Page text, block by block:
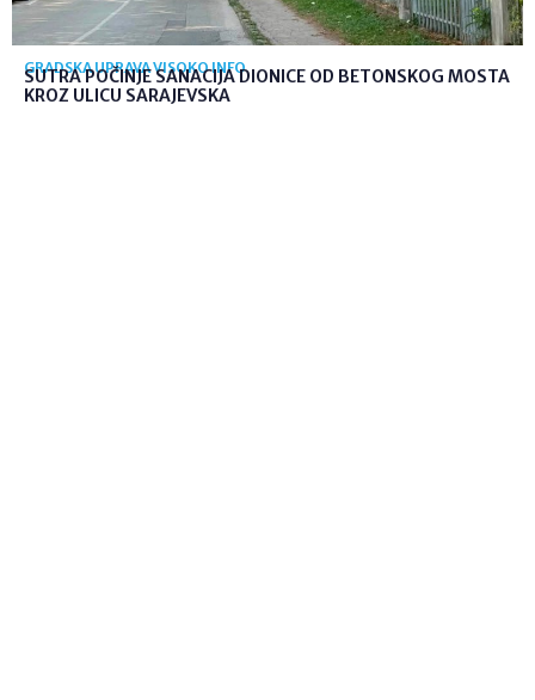
GRADSKA UPRAVA VISOKO INFO
SUTRA POČINJE SANACIJA DIONICE OD BETONSKOG MOSTA
KROZ ULICU SARAJEVSKA